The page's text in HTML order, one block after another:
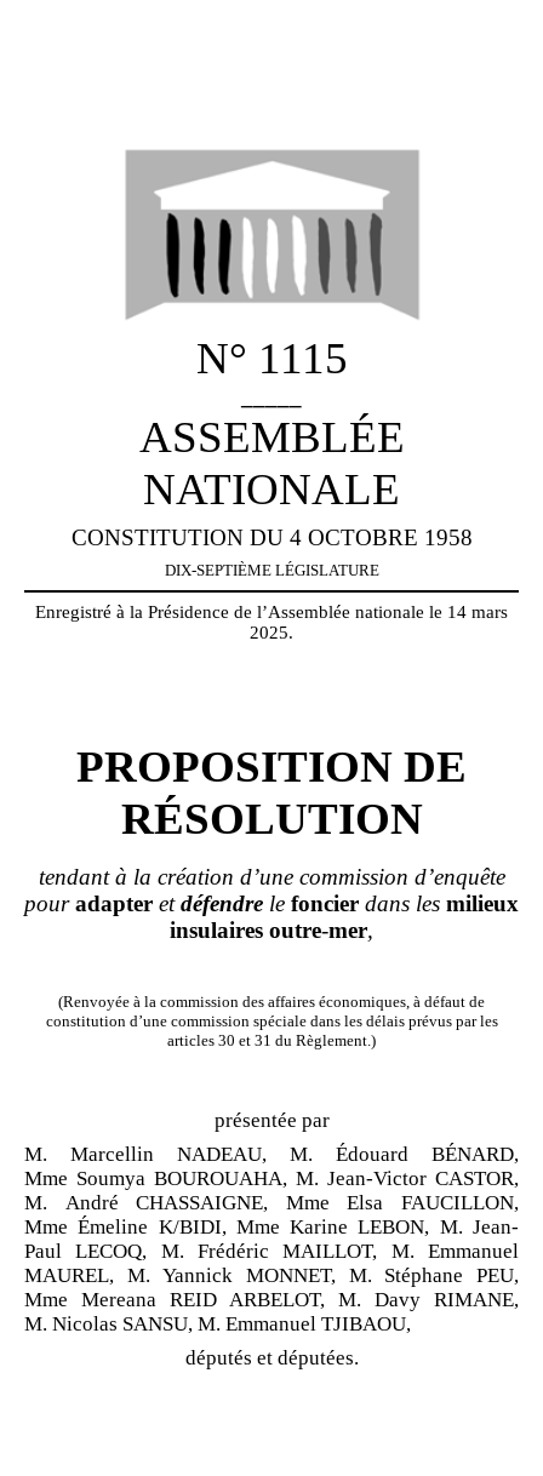
N° 1115
ASSEMBLÉE
NATIONALE
CONSTITUTION DU 4 OCTOBRE 1958
DIX-SEPTIÈME LÉGISLATURE
Enregistré à la Présidence de l’Assemblée nationale le 14 mars
2025.
PROPOSITION DE
RÉSOLUTION
tendant à la création d’une commission d’enquête
pouradapter etdéfendre le foncier dans les milieux
insulaires outre-mer,
(Renvoyée à la commission des affaires économiques, à défaut de
constitution d’une commission spéciale dans les délais prévus par les
articles 30 et 31 du Règlement.)
présentée par
M. Marcellin NADEAU, M. Édouard BÉNARD,
Mme Soumya BOUROUAHA, M. Jean-Victor CASTOR,
M. André CHASSAIGNE, Mme Elsa FAUCILLON,
Mme Émeline K/BIDI, Mme Karine LEBON, M. Jean-
Paul LECOQ, M. Frédéric MAILLOT, M. Emmanuel
MAUREL, M. Yannick MONNET, M. Stéphane PEU,
Mme Mereana REID ARBELOT, M. Davy RIMANE,
M. Nicolas SANSU, M. Emmanuel TJIBAOU,
députés et députées.